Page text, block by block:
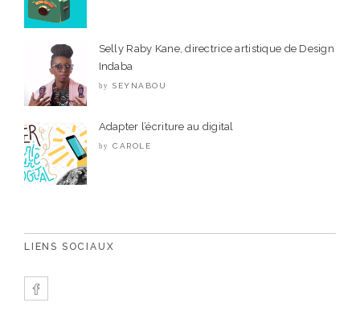
Selly Raby Kane, directrice artistique de Design
Indaba
by SEYNABOU
Adapter l’écriture au digital
by CAROLE
LIENS SOCIAUX